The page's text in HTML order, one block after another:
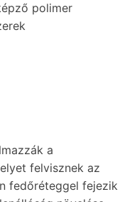
polimer
a
felvisznek az
fedőréteggel fejezik